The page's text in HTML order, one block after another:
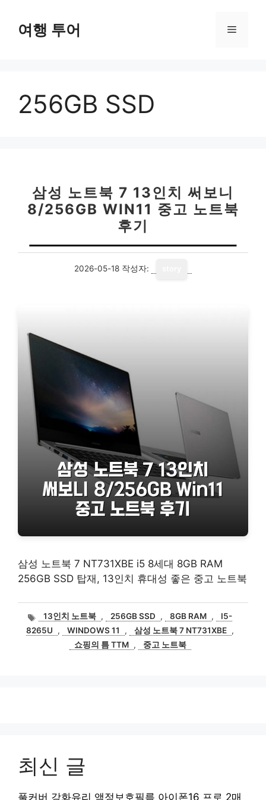
여행 투어 메
256GB SSD
삼성 노트북 7 13인치 써보니
8/256GB WIN11 중고 노트북
후기
2026-05-18 작성자:
삼성 노트북 7 NT731XBE i5 8세대 8GB RAM
256GB SSD 탑재, 13인치 휴대성 좋은 중고 노트북
태
그
13인치 노트북 , 256GB SSD , 8GB RAM ,
I5-
8265U
, WINDOWS 11 , 삼성 노트북 7 NT731XBE ,
쇼핑의 틈 TTM , 중고 노트북
최신 글
풀커버 강화유리 액정보호필름 아이폰16 프로 2매